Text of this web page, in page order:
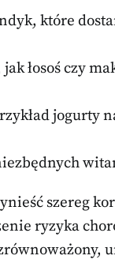
które
łosoś czy
jogurty
szereg
ryzyka